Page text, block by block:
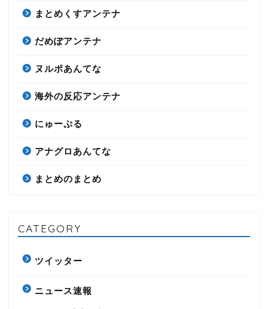
まとめくすアンテナ
だめぽアンテナ
ヌルポあんてな
海外の反応アンテナ
にゅーぷる
アナグロあんてな
まとめのまとめ
CATEGORY
ツイッター
ニュース速報